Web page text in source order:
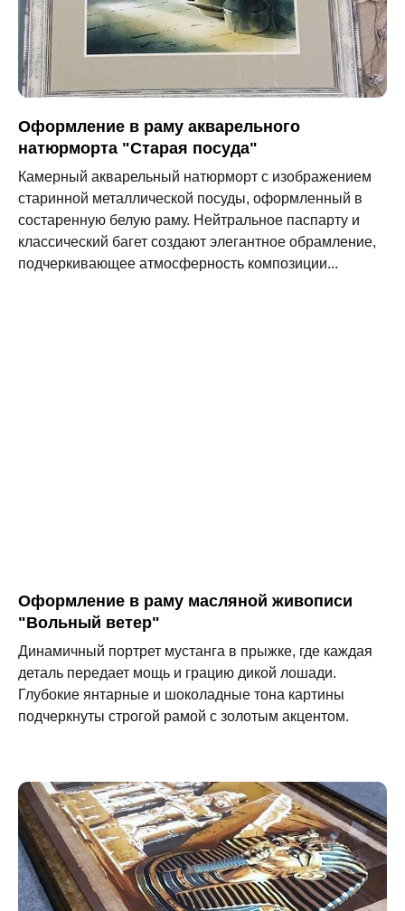
Оформление в раму акварельного
натюрморта "Старая посуда"
Камерный акварельный натюрморт с изображением
старинной металлической посуды, оформленный в
состаренную белую раму. Нейтральное паспарту и
классический багет создают элегантное обрамление,
подчеркивающее атмосферность композиции...
Оформление в раму масляной живописи
"Вольный ветер"
Динамичный портрет мустанга в прыжке, где каждая
деталь передает мощь и грацию дикой лошади.
Глубокие янтарные и шоколадные тона картины
подчеркнуты строгой рамой с золотым акцентом.